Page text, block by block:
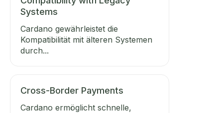
Systems
Cardano gewährleistet die
Kompatibilität mit älteren Systemen
durch...
Cross-Border Payments
Cardano ermöglicht schnelle,